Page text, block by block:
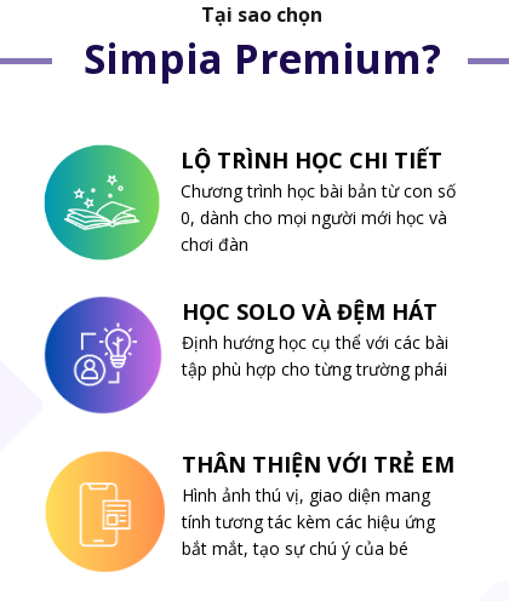
Simpia Premium?
Định hướng học cụ thể với các bài
tập phù hợp cho từng trường phái
HỌC SOLO VÀ ĐỆM HÁT
LỘ TRÌNH HỌC CHI TIẾT
Chương trình học bài bản từ con số
0, dành cho mọi người mới học và
chơi đàn
Tại sao chọn
THÂN THIỆN VỚI TRẺ EM
Hình ảnh thú vị, giao diện mang
tính tương tác kèm các hiệu ứng
bắt mắt, tạo sự chú ý của bé